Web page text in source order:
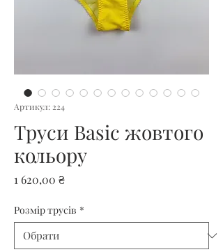
Артикул: 224
Труси Basic жовтого
кольору
1 620,00 ₴Ціна
Розмір трусів *